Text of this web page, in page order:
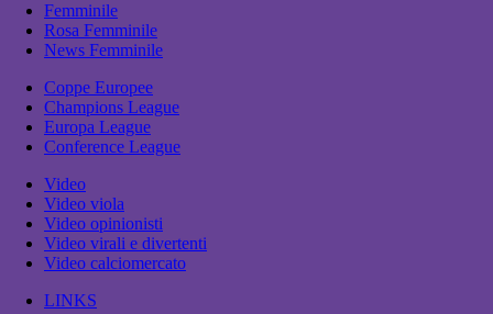
Femminile
Rosa Femminile
News Femminile
Coppe Europee
Champions League
Europa League
Conference League
Video
Video viola
Video opinionisti
Video virali e divertenti
Video calciomercato
LINKS